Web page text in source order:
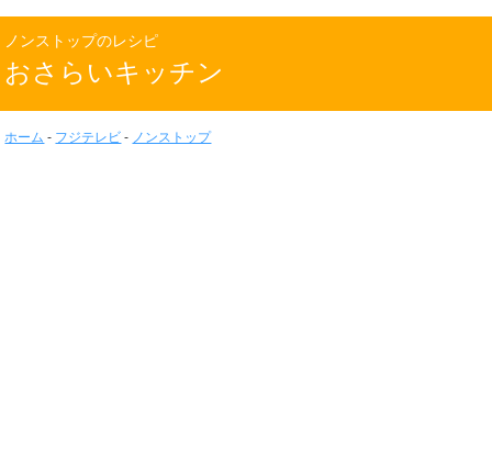
ノンストップのレシピ
おさらいキッチン
ホーム - フジテレビ - ノンストップ